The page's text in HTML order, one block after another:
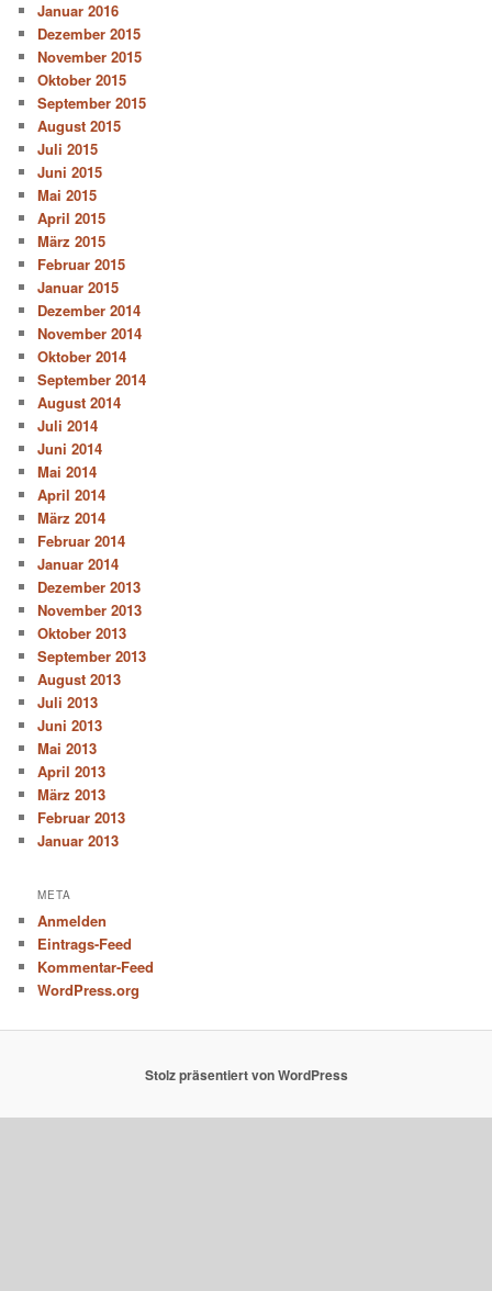
Januar 2016
Dezember 2015
November 2015
Oktober 2015
September 2015
August 2015
Juli 2015
Juni 2015
Mai 2015
April 2015
März 2015
Februar 2015
Januar 2015
Dezember 2014
November 2014
Oktober 2014
September 2014
August 2014
Juli 2014
Juni 2014
Mai 2014
April 2014
März 2014
Februar 2014
Januar 2014
Dezember 2013
November 2013
Oktober 2013
September 2013
August 2013
Juli 2013
Juni 2013
Mai 2013
April 2013
März 2013
Februar 2013
Januar 2013
META
Anmelden
Eintrags-Feed
Kommentar-Feed
WordPress.org
Stolz präsentiert von WordPress